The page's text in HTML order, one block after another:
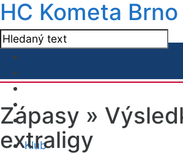
HC Kometa Brno
Klub
Zápasy »
extraligy